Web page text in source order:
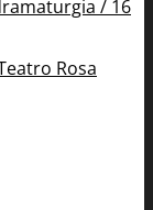
/ 16
Rosa